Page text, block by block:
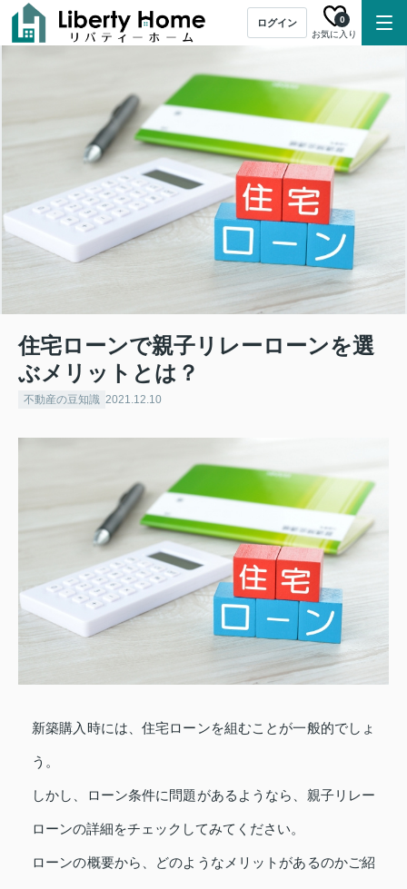
ログイン
お気に入り
0
住宅ローンで親子リレーローンを選
ぶメリットとは？
不動産の豆知識 2021.12.10
新築購入時には、住宅ローンを組むことが一般的でしょ
う。
しかし、ローン条件に問題があるようなら、親子リレー
ローンの詳細をチェックしてみてください。
ローンの概要から、どのようなメリットがあるのかご紹